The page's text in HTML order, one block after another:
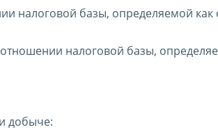
налоговой базы, определяемой как
налоговой базы,
добыче: